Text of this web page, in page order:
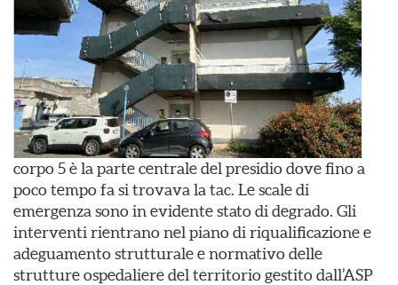
corpo 5 è la parte centrale del presidio dove fino a
poco tempo fa si trovava la tac. Le scale di
emergenza sono in evidente stato di degrado. Gli
interventi rientrano nel piano di riqualificazione e
adeguamento strutturale e normativo delle
strutture ospedaliere del territorio gestito dall’ASP